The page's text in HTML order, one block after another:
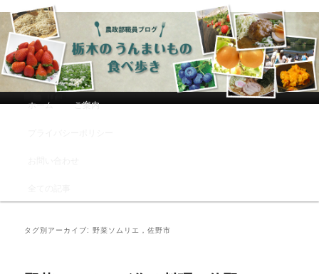
農政部職員ブログ「栃木のうんまい
もの食べ歩き」
メインコンテンツへ移動
サブコンテンツへ移動
ホーム ご案内
タグ別アーカイブ:野菜ソムリエ，佐野市